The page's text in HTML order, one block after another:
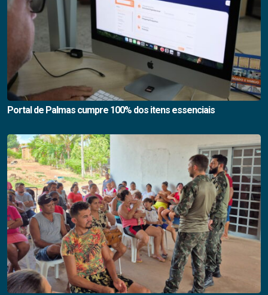
Portal de Palmas cumpre 100% dos itens essenciais